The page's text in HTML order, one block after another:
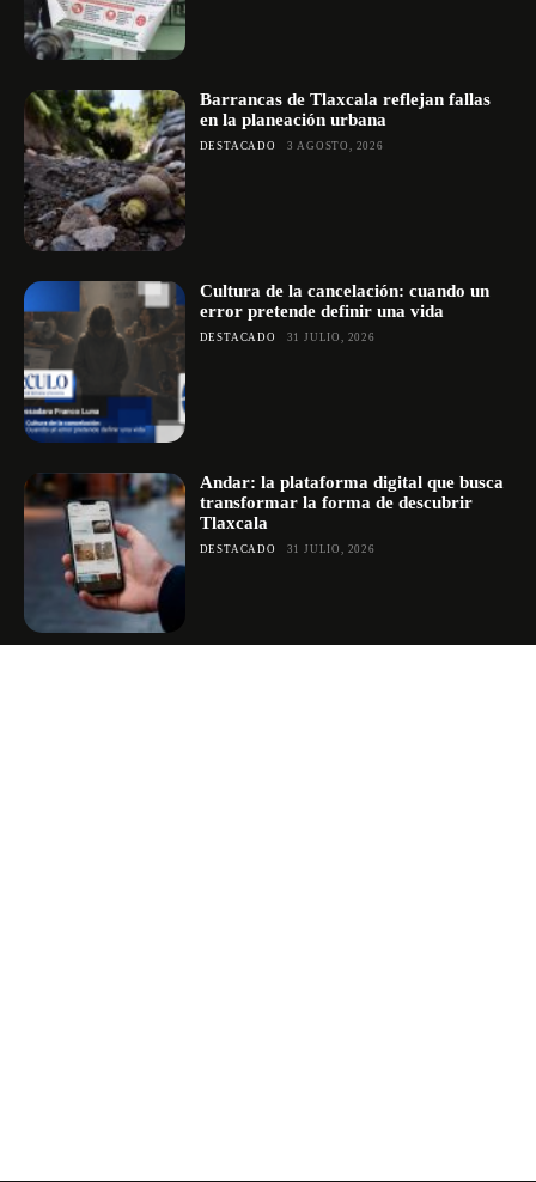
Barrancas de Tlaxcala reflejan fallas
en la planeación urbana
DESTACADO 3 AGOSTO, 2026
Cultura de la cancelación: cuando un
error pretende definir una vida
DESTACADO 31 JULIO, 2026
Andar: la plataforma digital que busca
transformar la forma de descubrir
Tlaxcala
DESTACADO 31 JULIO, 2026